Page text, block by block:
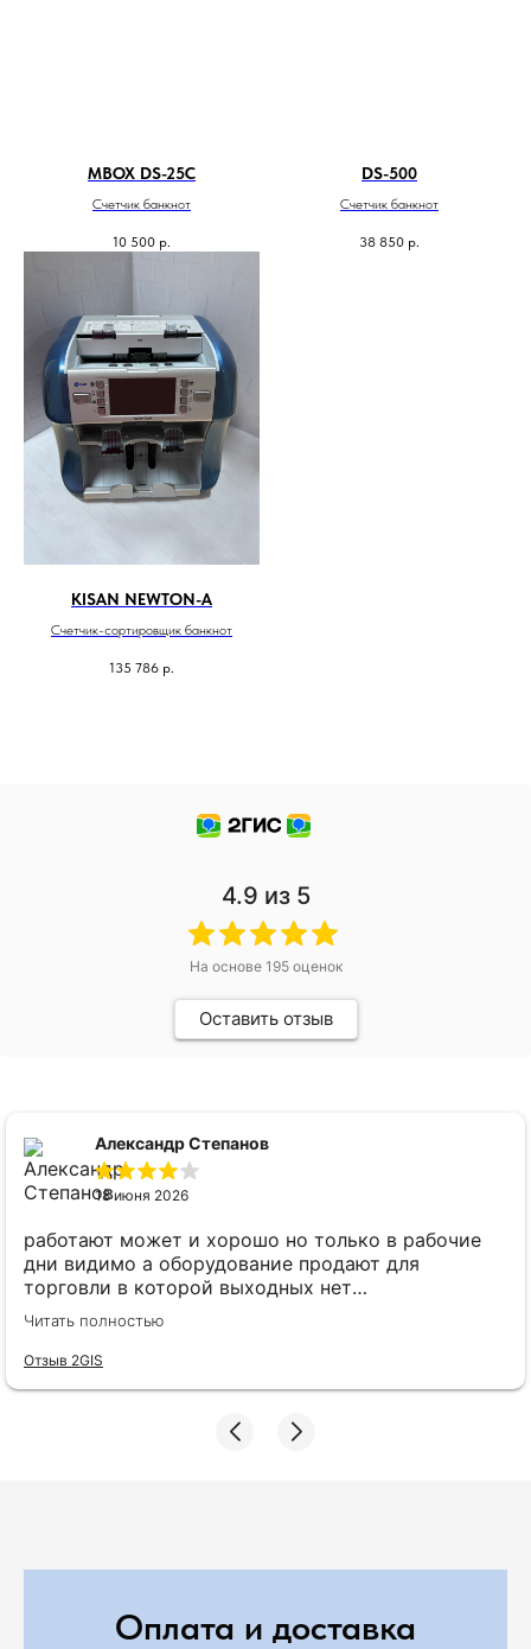
MBOX DS-25C
Счетчик банкнот
10 500 р.
DS-500
Счетчик банкнот
38 850 р.
KISAN NEWTON-A
Счетчик-cортировщик банкнот
135 786 р.
4.9 из 5
На основе 195оценок
Оставить отзыв
Александр Степанов
18 июня 2026
работают может и хорошо но только в рабочие
дни видимо а оборудование продают для
торговли в которой выходных нет
положительный продолжительное время и вот
потребовалась помощь сегодня ккт в error и что
мы получаем: суббота, техники отдыхают, ехать
отключился. Вот и весь сервис. оборудование то
Читать полностью
Отзыв 2GIS
Оплата и доставка